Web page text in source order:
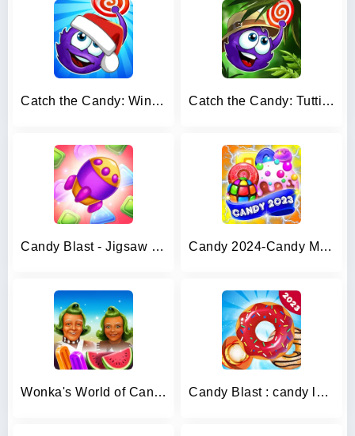
Catch the Candy: Winter Story! Catch the Candy: Tutti Frutti!
Candy Blast - Jigsaw Puzzle Candy 2024-Candy Match 3 Game
Wonka's World of Candy Match 3 Candy Blast : candy love